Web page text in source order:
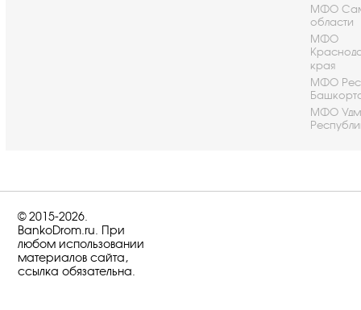
МФО
области
МФО
края
МФО
МФО
© 2015-2026.
BankoDrom.ru. При
любом использовании
материалов сайта,
ссылка обязательна.